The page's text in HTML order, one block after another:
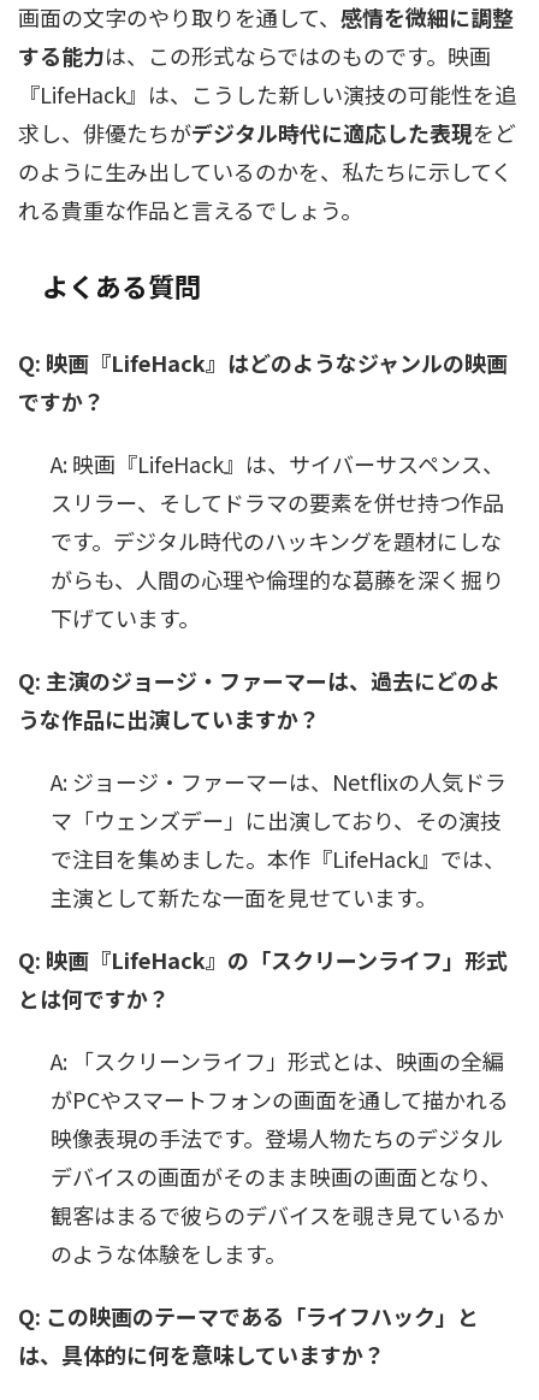
画面の文字のやり取りを通して、 感情を微細に調整
する能力は、この形式ならではのものです。映画
『LifeHack』は、こうした新しい演技の可能性を追
求し、俳優たちがデジタル時代に適応した表現をど
のように生み出しているのかを、私たちに示してく
れる貴重な作品と言えるでしょう。
よくある質問
Q: 映画『LifeHack』はどのようなジャンルの映画
ですか？
A: 映画『LifeHack』は、サイバーサスペンス、
スリラー、そしてドラマの要素を併せ持つ作品
です。デジタル時代のハッキングを題材にしな
がらも、人間の心理や倫理的な葛藤を深く掘り
下げています。
Q: 主演のジョージ・ファーマーは、過去にどのよ
うな作品に出演していますか？
A: ジョージ・ファーマーは、Netflixの人気ドラ
マ「ウェンズデー」に出演しており、その演技
で注目を集めました。本作『LifeHack』では、
主演として新たな一面を見せています。
Q: 映画『LifeHack』の「スクリーンライフ」形式
とは何ですか？
A: 「スクリーンライフ」形式とは、映画の全編
がPCやスマートフォンの画面を通して描かれる
映像表現の手法です。登場人物たちのデジタル
デバイスの画面がそのまま映画の画面となり、
観客はまるで彼らのデバイスを覗き見ているか
のような体験をします。
Q: この映画のテーマである「ライフハック」と
は、具体的に何を意味していますか？